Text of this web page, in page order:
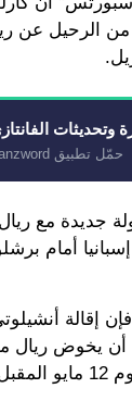
الرحيل عن
وتحديثات
حمّل تطبيق Fanzword
جديدة مع ريال
فإن إقالة
أن يخوض ريال